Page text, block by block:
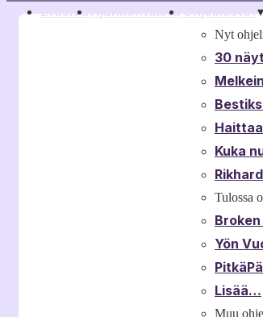
EtusivuAjankohtaistaOhjelmisto▾▾
Nyt
30
Kuka
Tulossa
Yön
Lisää…
Muu